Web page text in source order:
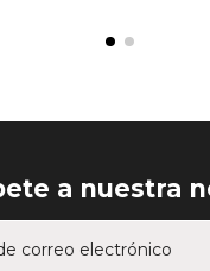
a nuestra